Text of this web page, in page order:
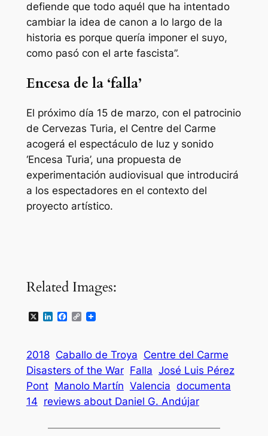
defiende que todo aquél que ha intentado
cambiar la idea de canon a lo largo de la
historia es porque quería imponer el suyo,
como pasó con el arte fascista”.
Encesa de la ‘falla’
El próximo día 15 de marzo, con el patrocinio
de Cervezas Turia, el Centre del Carme
acogerá el espectáculo de luz y sonido
‘Encesa Turia’, una propuesta de
experimentación audiovisual que introducirá
a los espectadores en el contexto del
proyecto artístico.
Related Images:
X LinkedIn
Facebook
Copy
2018 Caballo de Troya Centre del Carme
Disasters of the War Falla José Luis Pérez
Pont Manolo Martí­n Valencia documenta
14 reviews about Daniel G. Andújar